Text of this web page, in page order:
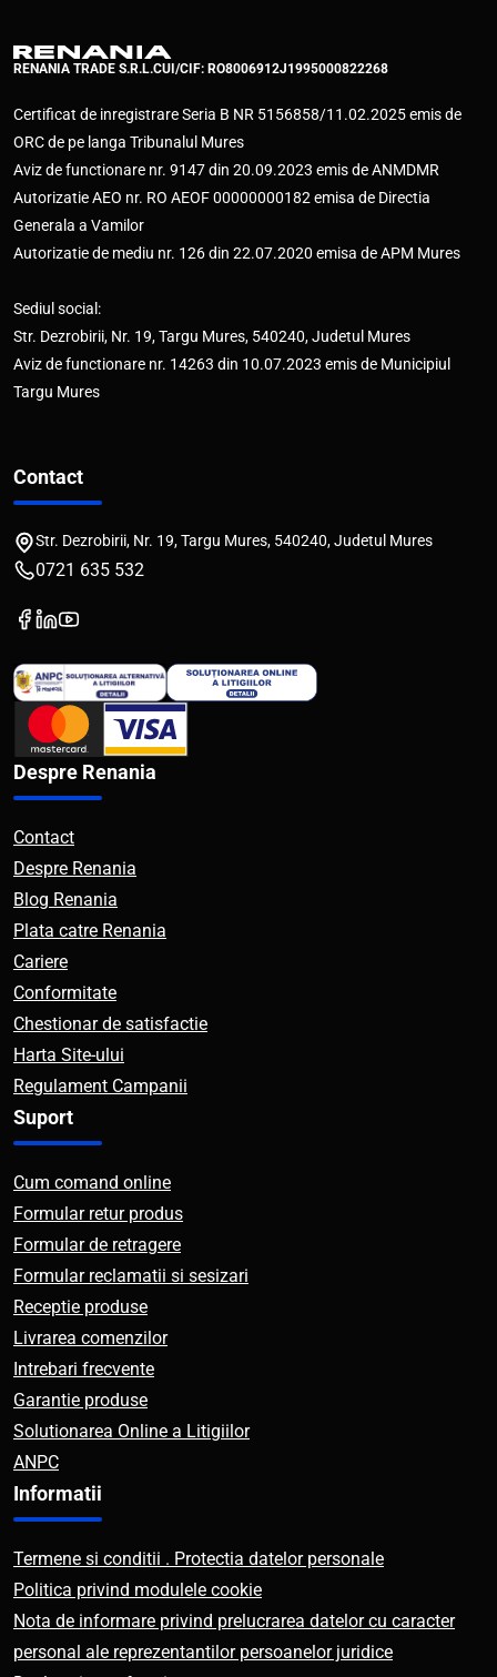
RENANIA TRADE S.R.L.CUI/CIF: RO8006912J1995000822268
Certificat de inregistrare Seria B NR 5156858/11.02.2025 emis de
ORC de pe langa Tribunalul Mures
Aviz de functionare nr. 9147 din 20.09.2023 emis de ANMDMR
Autorizatie AEO nr. RO AEOF 00000000182 emisa de Directia
Generala a Vamilor
Autorizatie de mediu nr. 126 din 22.07.2020 emisa de APM Mures
Sediul social:
Str. Dezrobirii, Nr. 19, Targu Mures, 540240, Judetul Mures
Aviz de functionare nr. 14263 din 10.07.2023 emis de Municipiul
Targu Mures
Contact
Str. Dezrobirii, Nr. 19, Targu Mures, 540240, Judetul Mures
0721 635 532
Despre Renania
Contact
Despre Renania
Blog Renania
Plata catre Renania
Cariere
Conformitate
Chestionar de satisfactie
Harta Site-ului
Regulament Campanii
Suport
Cum comand online
Formular retur produs
Formular de retragere
Formular reclamatii si sesizari
Receptie produse
Livrarea comenzilor
Intrebari frecvente
Garantie produse
Solutionarea Online a Litigiilor
ANPC
Informatii
Termene si conditii . Protectia datelor personale
Politica privind modulele cookie
Nota de informare privind prelucrarea datelor cu caracter
personal ale reprezentantilor persoanelor juridice